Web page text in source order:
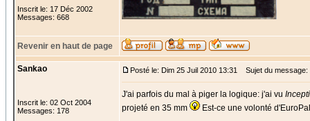
Inscrit le: 17 Déc 2002
Messages: 668
Revenir en haut de page
Sankao
Inscrit le: 02 Oct 2004
Messages: 178
Posté le: Dim 25 Juil 2010 13:31 Sujet du message:
J'ai parfois du mal à piger la logique: j'ai vu
projeté en 35 mm
Est-ce une volonté